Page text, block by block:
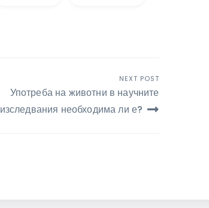
NEXT POST
Употреба на животни в научните
изследвания необходима ли е?